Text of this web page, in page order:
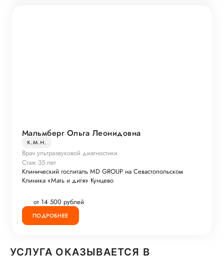
Мальмберг Ольга Леонидовна
к.м.н.
Врач ультразвуковой диагностики
Стаж 35 лет
Клинический госпиталь MD GROUP на Севастопольском
Клиника «Мать и дитя» Кунцево
от 14 500 рублей
ПОДРОБНЕЕ
УСЛУГА ОКАЗЫВАЕТСЯ В